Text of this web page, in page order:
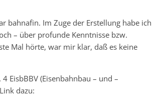
bahnafin. Im Zuge der Erstellung habe ich
– über profunde Kenntnisse bzw.
Mal hörte, war mir klar, daß es keine
EisbBBV (Eisenbahnbau – und –
dazu: